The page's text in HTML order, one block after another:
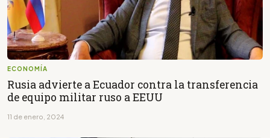
ECONOMÍA
Rusia advierte a Ecuador contra la transferencia
de equipo militar ruso a EEUU
11 de enero, 2024